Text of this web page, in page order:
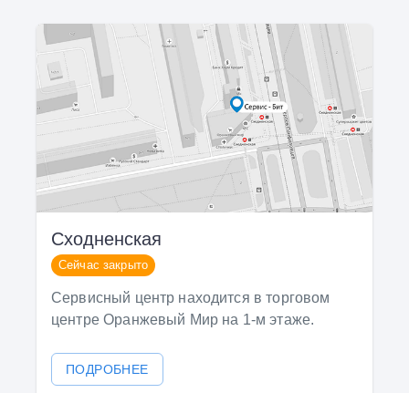
Сходненская
Сейчас закрыто
Сервисный центр находится в торговом
центре Оранжевый Мир на 1-м этаже.
ПОДРОБНЕЕ